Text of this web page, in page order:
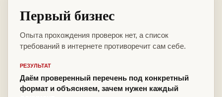
Первый бизнес
Опыта прохождения проверок нет, а список
требований в интернете противоречит сам себе.
РЕЗУЛЬТАТ
Даём проверенный перечень под конкретный
формат и объясняем, зачем нужен каждый